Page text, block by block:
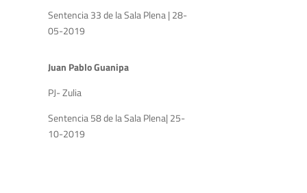
Sentencia 33 de la Sala Plena | 28-
05-2019
Juan Pablo Guanipa
PJ- Zulia
Sentencia 58 de la Sala Plena| 25-
10-2019